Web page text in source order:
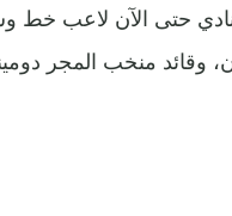
وقائد منخب المجر